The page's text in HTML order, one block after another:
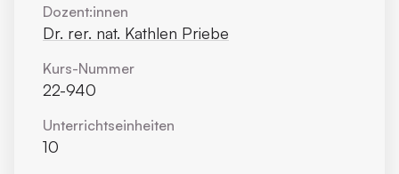
Dozent:innen
Dr. rer. nat. Kathlen Priebe
Kurs-Nummer
22-940
Unterrichts­einheiten
10